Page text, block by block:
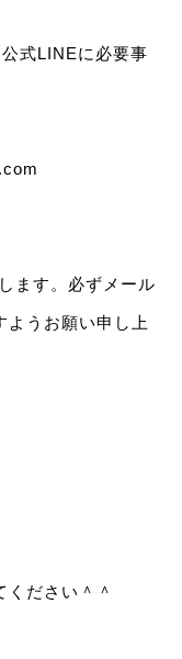
式LINEに必要事
ます。必ずメール
ようお願い申し上
ださい＾＾